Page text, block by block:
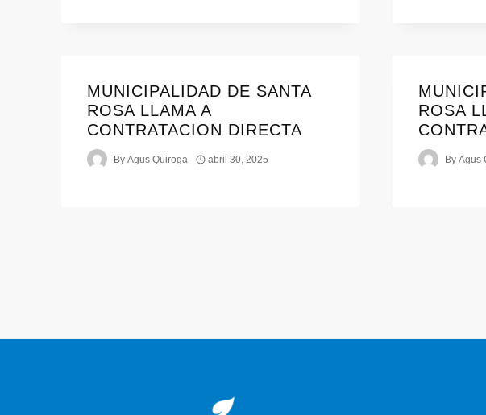
MUNICIPALIDAD DE SANTA
ROSA LLAMA A
CONTRATACION DIRECTA
By Agus Quiroga abril 30, 2025
ROSA
By Agus